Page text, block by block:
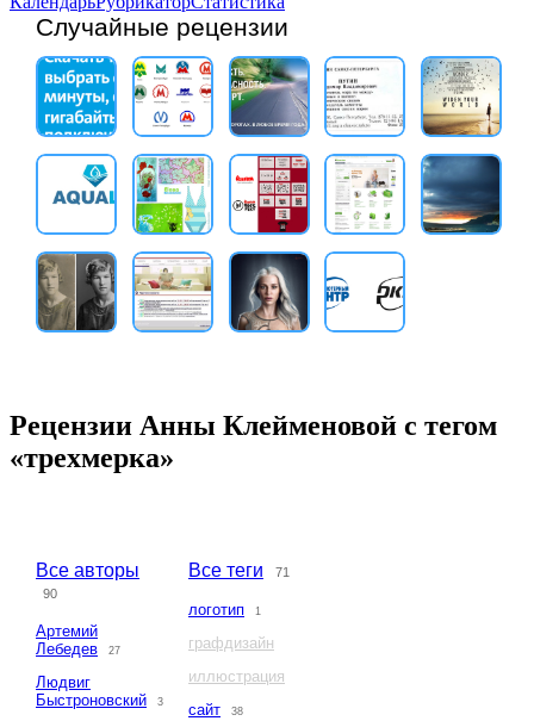
Случайные рецензии
Рецензии Анны Клейменовой с тегом
«трехмерка»
Все авторы
90
Артемий
Лебедев
27
Людвиг
Быстроновский
3
Все теги 71
логотип 1
графдизайн
иллюстрация
сайт
38